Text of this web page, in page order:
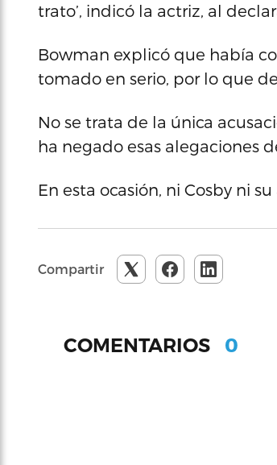
trato’, indicó la actriz, al
Bowman explicó que había
tomado en serio, por lo que
No se trata de la única
ha negado esas alegaciones
En esta ocasión, ni Cosby ni
Compartir
COMENTARIOS 0